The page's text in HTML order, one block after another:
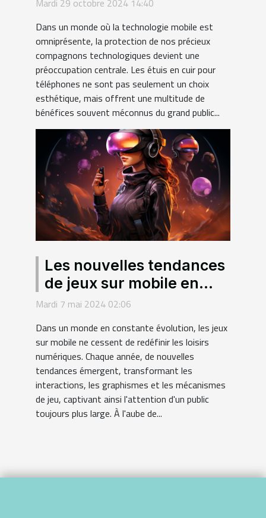
Mardi 29 octobre 2024 14:40
Dans un monde où la technologie mobile est
omniprésente, la protection de nos précieux
compagnons technologiques devient une
préoccupation centrale. Les étuis en cuir pour
téléphones ne sont pas seulement un choix
esthétique, mais offrent une multitude de
bénéfices souvent méconnus du grand public...
Les nouvelles tendances
de jeux sur mobile en
2024 : évolution et
utilisateurs
Mardi 7 mai 2024 02:06
Dans un monde en constante évolution, les jeux
sur mobile ne cessent de redéfinir les loisirs
numériques. Chaque année, de nouvelles
tendances émergent, transformant les
interactions, les graphismes et les mécanismes
de jeu, captivant ainsi l'attention d'un public
toujours plus large. À l'aube de...